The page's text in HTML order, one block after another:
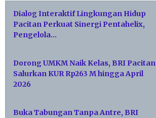
Dialog Interaktif Lingkungan Hidup
Pacitan Perkuat Sinergi Pentahelix,
Pengelola…
Dorong UMKM Naik Kelas, BRI Pacitan
Salurkan KUR Rp263 M hingga April
2026
Buka Tabungan Tanpa Antre, BRI